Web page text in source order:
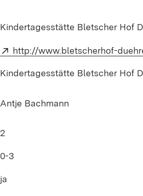
Kindertagesstätte Bletscher Hof
Extern:
http://www.bletscherhof-
Kindertagesstätte Bletscher Hof
Antje Bachmann
2
0-3
ja